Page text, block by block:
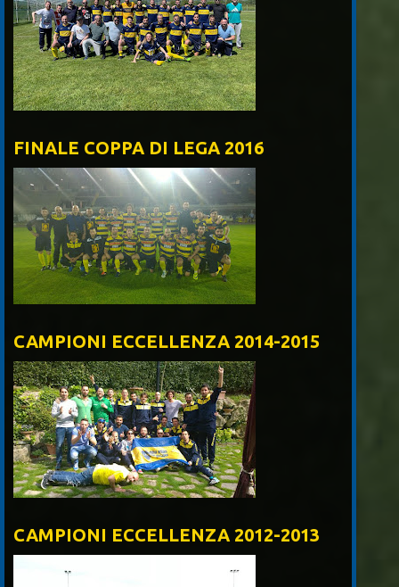
FINALE COPPA DI LEGA 2016
CAMPIONI ECCELLENZA 2014-2015
CAMPIONI ECCELLENZA 2012-2013